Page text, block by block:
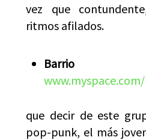
vez que
ritmos afilados.
Barrio
que decir de este
pop-punk, el más